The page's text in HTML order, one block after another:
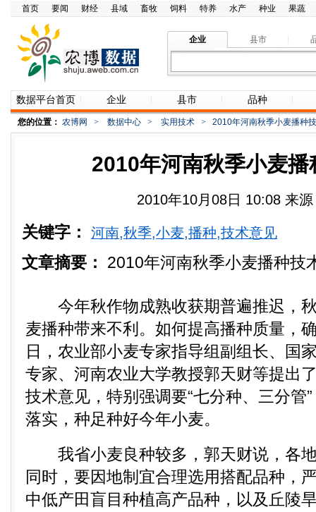
首页 要闻 财经 县域 畜牧 饲料 特养 水产 种业 果蔬
企业 县市
数据平台首页 企业 县市 品种
您的位置： 农博网 > 数据中心 > 实用技术 > 2010年河南秋季小麦播种
2010年河南秋季小麦播
2010年10月08日 10:08 来
关键字： 河南,秋季,小麦,播种,技术意见
文章摘要： 2010年河南秋季小麦播种技
今年秋作物成熟收获期普遍推迟，秋
麦播种带来不利。如何提高播种质量，
日，农业部小麦专家指导组副组长、国
专家、河南农业大学教授郭天财等提出
技术意见，特别强调要“七分种、三分管
落实，种足种好今年小麦。
我省小麦良种较多，郭天财说，各地
同时，要因地制宜合理选用搭配品种，
中低产田盲目种植高产品种，以及丘陵